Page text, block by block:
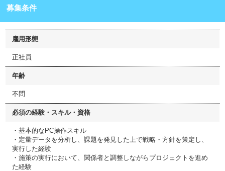
募集条件
雇用形態
正社員
年齢
不問
必須の経験・スキル・資格
・基本的なPC操作スキル
・定量データを分析し、課題を発見した上で戦略・方針を策定し、
実行した経験
・施策の実行において、関係者と調整しながらプロジェクトを進め
た経験